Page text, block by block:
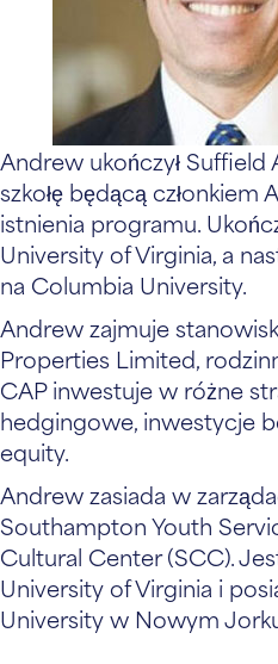
Andrew ukończył Suffield
szkołę będącą członkiem
istnienia programu.
University of Virginia, a
na Columbia University.
Andrew zajmuje
Properties Limited,
CAP inwestuje w różne
hedgingowe, inwestycje
equity.
Andrew zasiada w
Southampton Youth
Cultural Center (SCC).
University of Virginia i
University w Nowym